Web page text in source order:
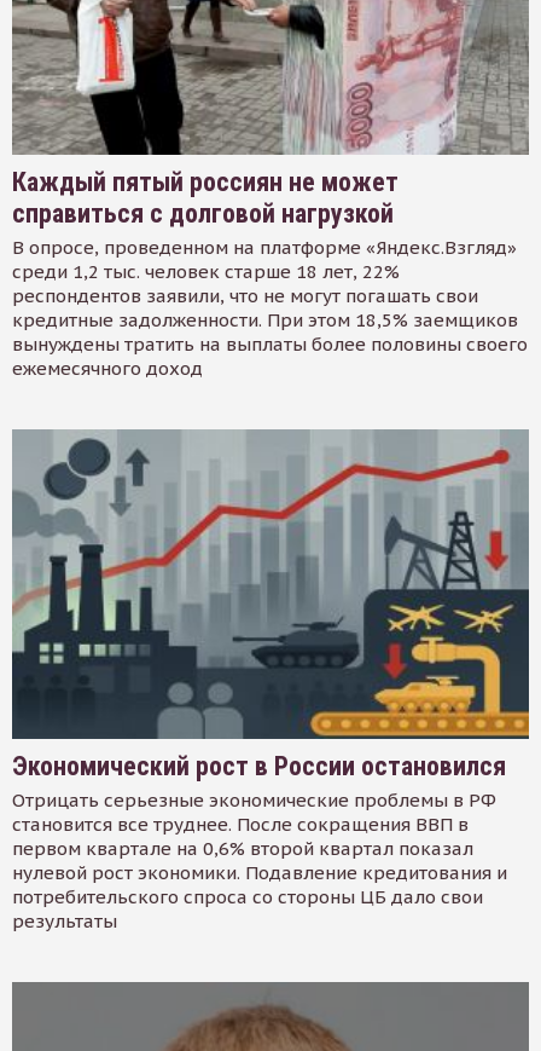
Каждый пятый россиян не может
справиться с долговой нагрузкой
В опросе, проведенном на платформе «Яндекс.Взгляд»
среди 1,2 тыс. человек старше 18 лет, 22%
респондентов заявили, что не могут погашать свои
кредитные задолженности. При этом 18,5% заемщиков
вынуждены тратить на выплаты более половины своего
ежемесячного доход
Экономический рост в России остановился
Отрицать серьезные экономические проблемы в РФ
становится все труднее. После сокращения ВВП в
первом квартале на 0,6% второй квартал показал
нулевой рост экономики. Подавление кредитования и
потребительского спроса со стороны ЦБ дало свои
результаты